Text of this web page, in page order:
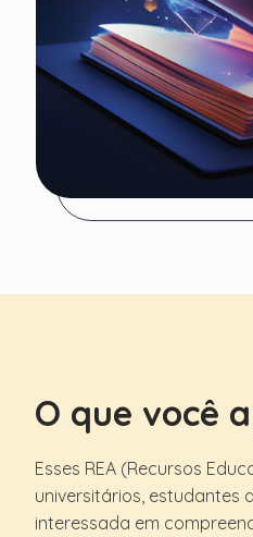
O que você
Esses REA (Recursos
universitários, estudantes
interessada em